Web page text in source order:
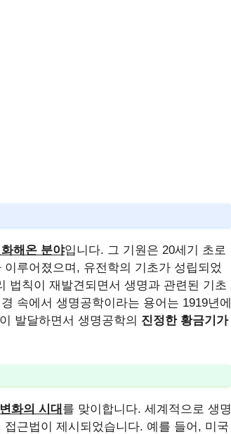
해온 분야입니다. 그 기원은 20세기 초로
루어졌으며, 유전학의 기초가 성립되었
법칙이 재발견되면서 생명과 관련된 기초
속에서 생명공학이라는 용어는 1919년에
발달하면서 생명공학의 진정한 황금기가
화의 시대 를 맞이합니다. 세계적으로 생명
근법이 제시되었습니다. 예를 들어, 미국